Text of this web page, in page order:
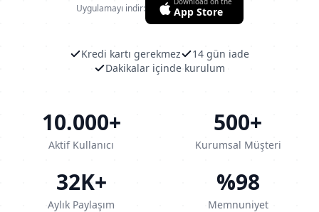
Uygulamayı indir: App Store
Kredi kartı gerekmez
14 gün iade
Dakikalar içinde kurulum
10.000+
Aktif Kullanıcı
500+
Kurumsal Müşteri
32K+
Aylık Paylaşım
%98
Memnuniyet